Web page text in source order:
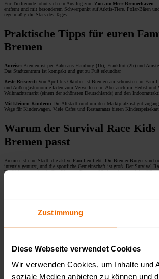
Zustimmung
Diese Webseite verwendet Cookies
Wir verwenden Cookies, um Inhalte und
soziale Medien anbieten zu können und
Für Tierfreunde lohnt sich ein Ausflug zum Zoo am Meer Bremerhaven –
entfernt und mit besonderem Schwerpunkt auf Arktis-Tiere. Polar-Bären
regelmäßig die Stars des Tages.
Praktische Tipps für euren
Bremen
Anreise: Bremen ist per Bahn aus Hamburg (1h), Frankfurt (2h) und
Das Stadtzentrum ist kompakt und gut zu Fuß erkundbar.
Beste Reisezeit: Von April bis Oktober ist Bremen am schönsten für
und Außengastronomie laden zum Verweilen ein. Aber auch im Herbst
Weihnachtsmarkt (einem der schönsten Deutschlands) und den
Mit kleinen Kindern: Die Altstadt rund um den Marktplatz ist gut
Wege für Kinderwagen. Viele Cafés und Restaurants bieten
Warum der Survival Race Kids
Bremen passt
Bremen ist eine Stadt, die aktive Familien liebt. Die Bremer Bürger sind
intensiv genutzt, und die sportliche Gemeinschaft ist groß. Der Survival
Umfeld statt und zieht Familien aus Bremen, Niedersachsen und den
Follow us on our socials